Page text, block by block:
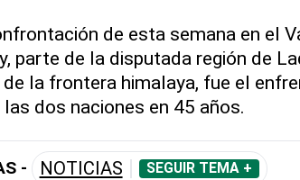
de esta semana en el
parte de la disputada región de
de la frontera himalaya, fue el
dos naciones en 45 años.
- NOTICIAS SEGUIR TEMA +